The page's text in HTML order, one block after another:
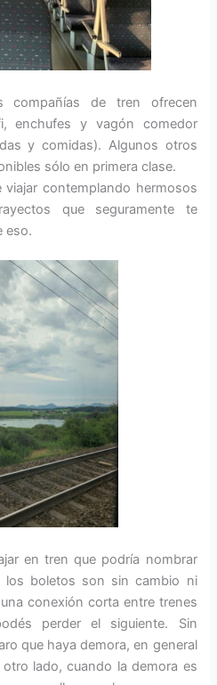
compañías de tren ofrecen
enchufes y vagón comedor
y comidas). Algunos otros
sólo en primera clase.
viajar contemplando hermosos
que seguramente te
eso.
en tren que podría nombrar
los boletos son sin cambio ni
conexión corta entre trenes
perder el siguiente. Sin
que haya demora, en general
lado, cuando la demora es